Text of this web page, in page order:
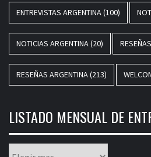
ENTREVISTAS ARGENTINA(100)
NOTICIAS ARGENTINA(20) RESEÑAS
RESEÑAS ARGENTINA(213)
LISTADO MENSUAL DE